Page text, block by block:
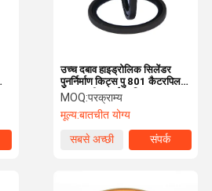
उच्च दबाव हाइड्रोलिक सिलेंडर
पुनर्निर्माण किट्स पु 801 कैटरपिलर
ई 374 डी खुदाई के लिए
MOQ:परक्राम्य
मूल्य:बातचीत योग्य
सबसे अच्छी
संपर्क